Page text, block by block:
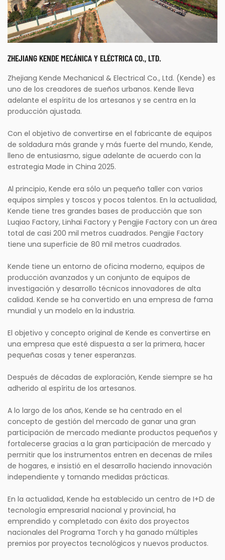
ZHEJIANG KENDE MECÁNICA Y ELÉCTRICA CO., LTD.
Zhejiang Kende Mechanical & Electrical Co., Ltd. (Kende) es
uno de los creadores de sueños urbanos. Kende lleva
adelante el espíritu de los artesanos y se centra en la
producción ajustada.
Con el objetivo de convertirse en el fabricante de equipos
de soldadura más grande y más fuerte del mundo, Kende,
lleno de entusiasmo, sigue adelante de acuerdo con la
estrategia Made in China 2025.
Al principio, Kende era sólo un pequeño taller con varios
equipos simples y toscos y pocos talentos. En la actualidad,
Kende tiene tres grandes bases de producción que son
Luqiao Factory, Linhai Factory y Pengjie Factory con un área
total de casi 200 mil metros cuadrados. Pengjie Factory
tiene una superficie de 80 mil metros cuadrados.
Kende tiene un entorno de oficina moderno, equipos de
producción avanzados y un conjunto de equipos de
investigación y desarrollo técnicos innovadores de alta
calidad. Kende se ha convertido en una empresa de fama
mundial y un modelo en la industria.
El objetivo y concepto original de Kende es convertirse en
una empresa que esté dispuesta a ser la primera, hacer
pequeñas cosas y tener esperanzas.
Después de décadas de exploración, Kende siempre se ha
adherido al espíritu de los artesanos.
A lo largo de los años, Kende se ha centrado en el
concepto de gestión del mercado de ganar una gran
participación de mercado mediante productos pequeños y
fortalecerse gracias a la gran participación de mercado y
permitir que los instrumentos entren en decenas de miles
de hogares, e insistió en el desarrollo haciendo innovación
independiente y tomando medidas prácticas.
En la actualidad, Kende ha establecido un centro de I+D de
tecnología empresarial nacional y provincial, ha
emprendido y completado con éxito dos proyectos
nacionales del Programa Torch y ha ganado múltiples
premios por proyectos tecnológicos y nuevos productos.